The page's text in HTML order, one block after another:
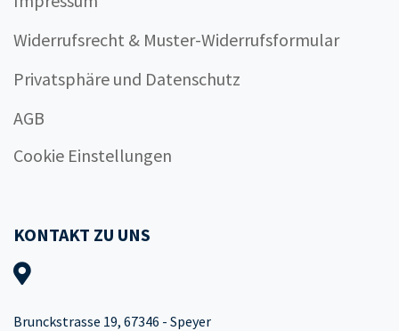
Widerrufsrecht & Muster-Widerrufsformular
Privatsphäre und Datenschutz
AGB
Cookie Einstellungen
KONTAKT ZU UNS
Brunckstrasse 19, 67346 - Speyer